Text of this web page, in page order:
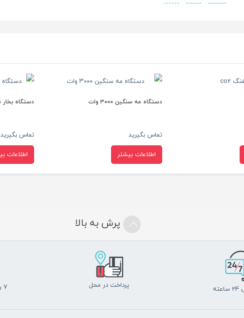
دستگاه مه سنگین ۳۰۰۰ وات
تماس بگیرید
اطلاعات بیشتر
دستگاه بخار ساز ۱۵۰۰
تماس بگیرید
اطلاعات
پرش به بالا
پرداخت در محل 7 روز ضمانت بازگشت